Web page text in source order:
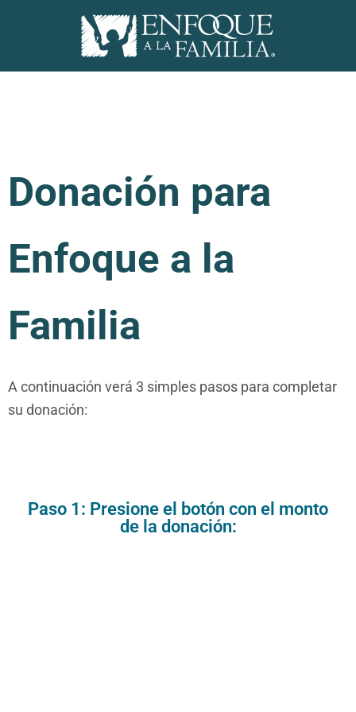
Donación para
Enfoque a la
Familia
A continuación verá 3 simples pasos para completar
su donación:
Paso 1: Presione el botón con el monto
de la donación: